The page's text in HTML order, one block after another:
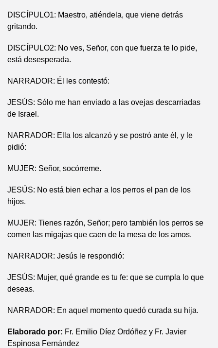
DISCÍPULO1: Maestro, atiéndela, que viene detrás
gritando.
DISCÍPULO2: No ves, Señor, con que fuerza te lo pide,
está desesperada.
NARRADOR: Él les contestó:
JESÚS: Sólo me han enviado a las ovejas descarriadas
de Israel.
NARRADOR: Ella los alcanzó y se postró ante él, y le
pidió:
MUJER: Señor, socórreme.
JESÚS: No está bien echar a los perros el pan de los
hijos.
MUJER: Tienes razón, Señor; pero también los perros se
comen las migajas que caen de la mesa de los amos.
NARRADOR: Jesús le respondió:
JESÚS: Mujer, qué grande es tu fe: que se cumpla lo que
deseas.
NARRADOR: En aquel momento quedó curada su hija.
Elaborado por: Fr. Emilio Díez Ordóñez y Fr. Javier
Espinosa Fernández